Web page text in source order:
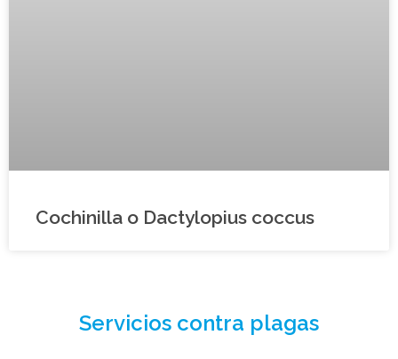
Cochinilla o Dactylopius coccus
Servicios contra plagas